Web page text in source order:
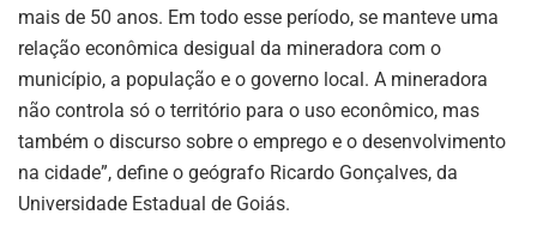
mais de 50 anos. Em todo esse período, se manteve uma
relação econômica desigual da mineradora com o
município, a população e o governo local. A mineradora
não controla só o território para o uso econômico, mas
também o discurso sobre o emprego e o desenvolvimento
na cidade”, define o geógrafo Ricardo Gonçalves, da
Universidade Estadual de Goiás.